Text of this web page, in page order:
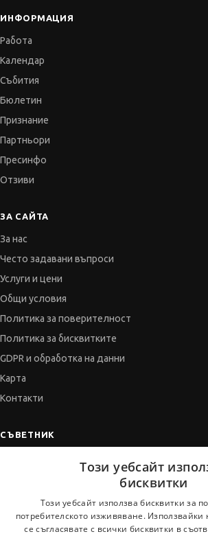
ИНФОРМАЦИЯ
Работа
Календар
Събития
Бюлетин
Признание
Партньори
Пресинфо
Отзиви
ЗА САЙТА
За нас
Често задавани въпроси
Услуги и цени
Общи условия
Политика за поверителност
Политика за бисквитките
GDPR и обработка на данни
Карта
Контакти
СЪВЕТНИК
Когато получим оферта
Този уебсайт
бисквитки
Този уебсайт използва бисквитки за
потребителското изживяване.
се съгласявате с всички бисквитки в